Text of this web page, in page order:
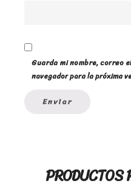
Guarda mi nombre, correo
navegador para la próxima